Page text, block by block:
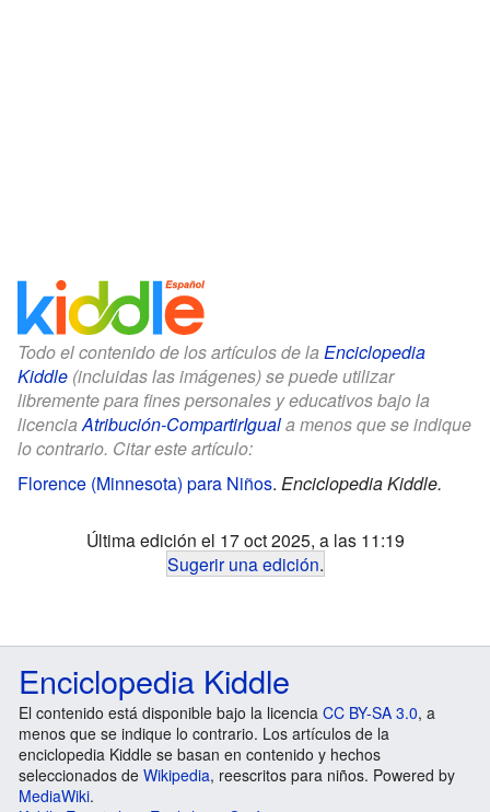
Todo el contenido de los artículos de la Enciclopedia
Kiddle (incluidas las imágenes) se puede utilizar
libremente para fines personales y educativos bajo la
licenciaAtribución-CompartirIguala menos que se indique
lo contrario. Citar este artículo:
Florence (Minnesota) para Niños. Enciclopedia Kiddle.
Última edición el 17 oct 2025, a las 11:19
Sugerir una edición.
Enciclopedia Kiddle
El contenido está disponible bajo la licencia CC BY-SA 3.0, a
menos que se indique lo contrario. Los artículos de la
enciclopedia Kiddle se basan en contenido y hechos
seleccionados de Wikipedia, reescritos para niños. Powered by
MediaWiki.